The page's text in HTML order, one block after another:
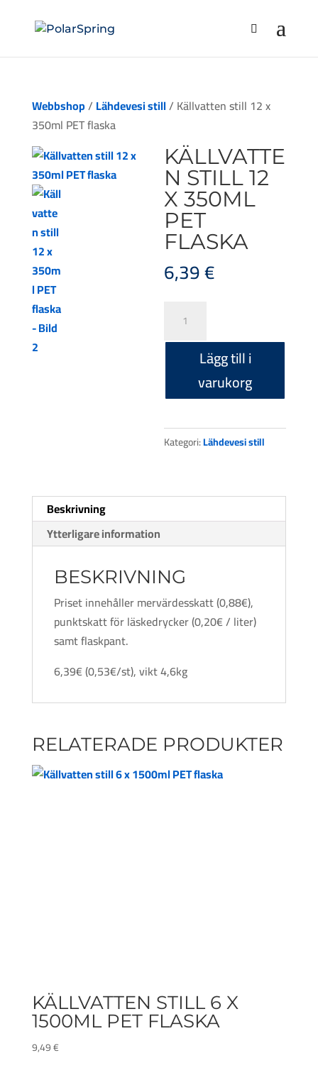
Webbshop/ Lähdevesi still/ Källvatten still 12 x
350ml PET flaska
KÄLLVATTE
N STILL 12
X 350ML
PET
FLASKA
6,39€
12
PET
flaska
mängd
Lägg till i
varukorg
Kategori:Lähdevesi still
Beskrivning
Ytterligare information
BESKRIVNING
Priset innehåller mervärdesskatt (0,88€),
punktskatt för läskedrycker (0,20€ / liter)
samt flaskpant.
6,39€ (0,53€/st), vikt 4,6kg
RELATERADE PRODUKTER
KÄLLVATTEN STILL 6 X
1500ML PET FLASKA
9,49€